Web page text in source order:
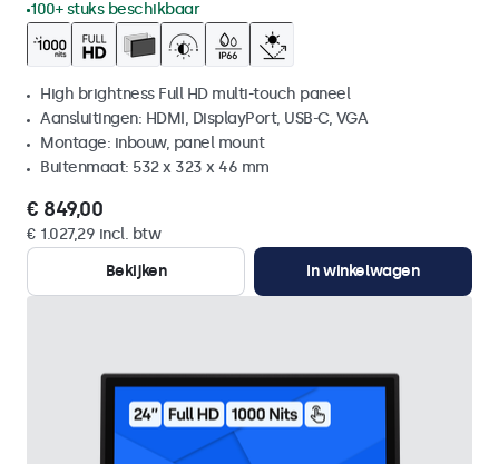
100+ stuks beschikbaar
High brightness Full HD multi-touch paneel
Aansluitingen: HDMI, DisplayPort, USB-C, VGA
Montage: inbouw, panel mount
Buitenmaat: 532 x 323 x 46 mm
€ 849,00
€ 1.027,29 incl. btw
Bekijken
In winkelwagen